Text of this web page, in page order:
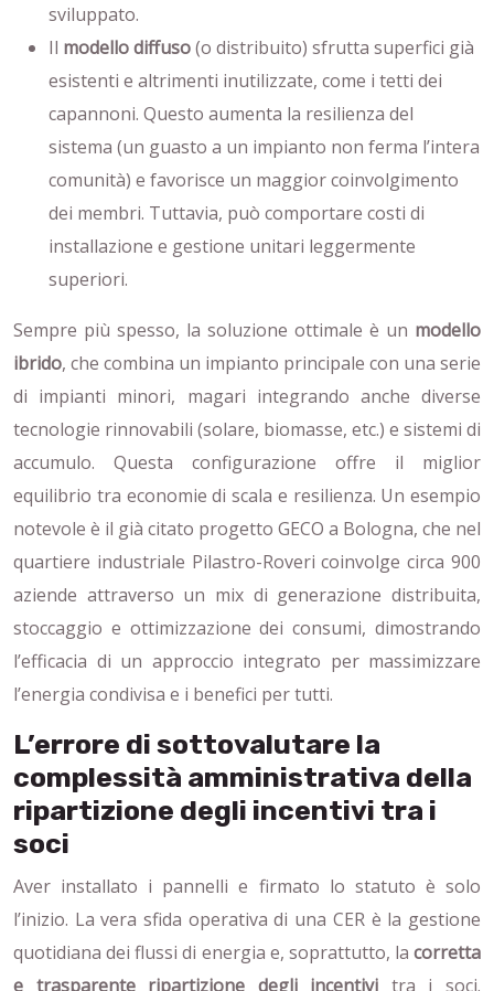
sviluppato.
Il modello diffuso(o distribuito) sfrutta superfici già
esistenti e altrimenti inutilizzate, come i tetti dei
capannoni. Questo aumenta la resilienza del
sistema (un guasto a un impianto non ferma l’intera
comunità) e favorisce un maggior coinvolgimento
dei membri. Tuttavia, può comportare costi di
installazione e gestione unitari leggermente
superiori.
Sempre più spesso, la soluzione ottimale è un modello
ibrido, che combina un impianto principale con una serie
di impianti minori, magari integrando anche diverse
tecnologie rinnovabili (solare, biomasse, etc.) e sistemi di
accumulo. Questa configurazione offre il miglior
equilibrio tra economie di scala e resilienza. Un esempio
notevole è il già citato progetto GECO a Bologna, che nel
quartiere industriale Pilastro-Roveri coinvolge circa 900
aziende attraverso un mix di generazione distribuita,
stoccaggio e ottimizzazione dei consumi, dimostrando
l’efficacia di un approccio integrato per massimizzare
l’energia condivisa e i benefici per tutti.
L’errore di sottovalutare la
complessità amministrativa della
ripartizione degli incentivi tra i
soci
Aver installato i pannelli e firmato lo statuto è solo
l’inizio. La vera sfida operativa di una CER è la gestione
quotidiana dei flussi di energia e, soprattutto, la corretta
e trasparente ripartizione degli incentivi tra i soci.